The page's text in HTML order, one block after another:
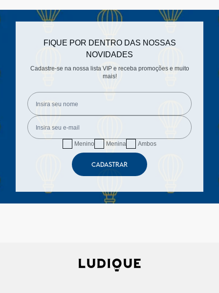
FIQUE POR DENTRO DAS NOSSAS
NOVIDADES
Cadastre-se na nossa lista VIP e receba promoções e muito
mais!
Menino Menina Ambos
CADASTRAR